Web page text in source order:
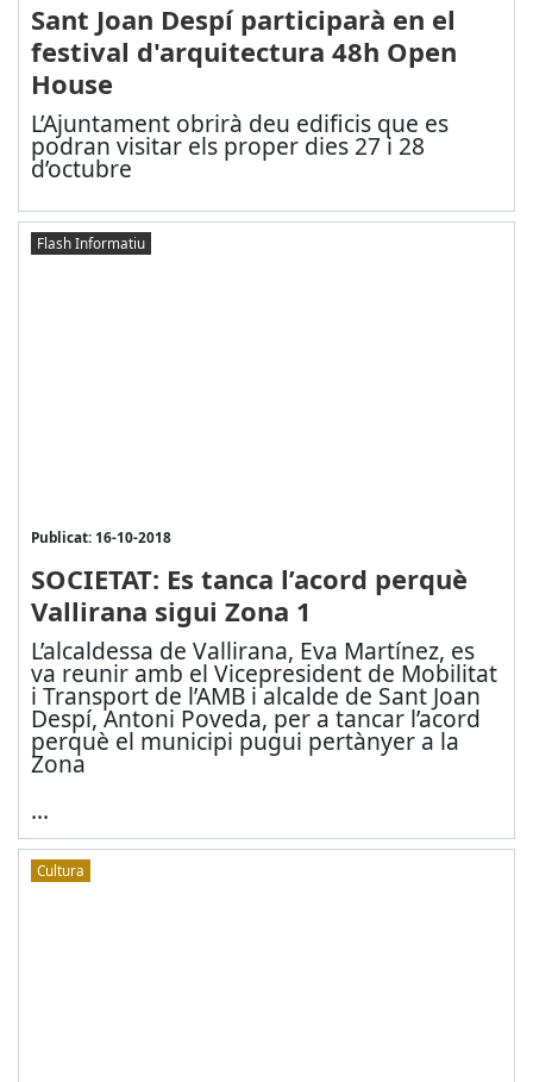
Sant Joan Despí participarà en el
festival d'arquitectura 48h Open
House
L’Ajuntament obrirà deu edificis que es
podran visitar els proper dies 27 i 28
d’octubre
Flash Informatiu
Publicat: 16-10-2018
SOCIETAT: Es tanca l’acord perquè
Vallirana sigui Zona 1
L’alcaldessa de Vallirana, Eva Martínez, es
va reunir amb el Vicepresident de Mobilitat
i Transport de l’AMB i alcalde de Sant Joan
Despí, Antoni Poveda, per a tancar l’acord
perquè el municipi pugui pertànyer a la
Zona
...
Cultura